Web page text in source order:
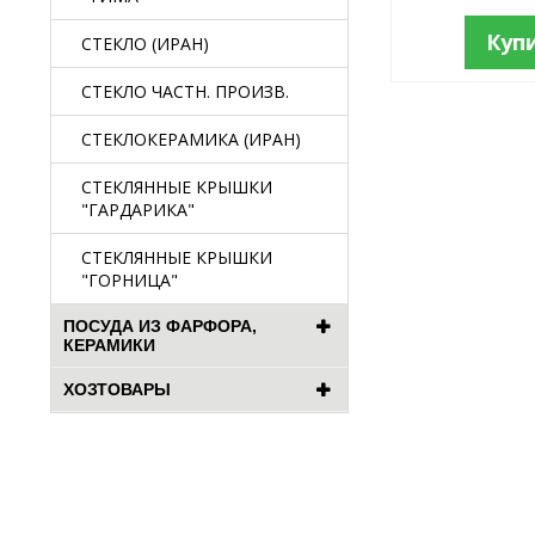
СТЕКЛО (ИРАН)
СТЕКЛО ЧАСТН. ПРОИЗВ.
СТЕКЛОКЕРАМИКА (ИРАН)
СТЕКЛЯННЫЕ КРЫШКИ
"ГАРДАРИКА"
СТЕКЛЯННЫЕ КРЫШКИ
"ГОРНИЦА"
ПОСУДА ИЗ ФАРФОРА,
КЕРАМИКИ
ХОЗТОВАРЫ